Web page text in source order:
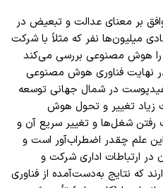
بر معنای عدالت و تبعیض در
میلیون‌ها نفر که مثلاً با شرکت
را هوش مصنوعی بررسی می‌کند
در نهایت فناوری هوش مصنوعی
در شمال جهانی توسعه
زیاد تغییر و تحول هوش
شغل‌ها و تغییر سریع آن و
علم چقدر اضطراب‌آور است و
در ارتباطات اداری شرکت و
که نتایج به‌دست‌آمده از فناوری